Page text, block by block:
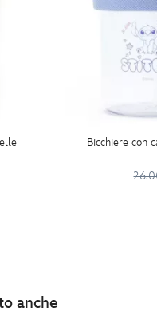
Bicchiere con
anche